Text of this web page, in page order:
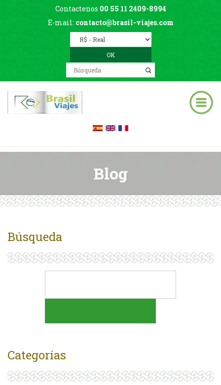
Contactenos 00 55 11 2409-8994
E-mail: contacto@brasil-viajes.com
Blog
Búsqueda
Categorías